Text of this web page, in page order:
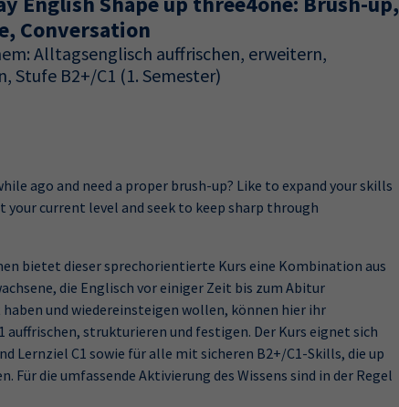
Conversation
Alltagsenglisch auffrischen, erweitern,
Stufe B2+/C1 (1. Semester)
ago and need a proper brush-up? Like to expand your skills
current level and seek to keep sharp through
bietet dieser sprechorientierte Kurs eine Kombination aus
die Englisch vor einiger Zeit bis zum Abitur
und wiedereinsteigen wollen, können hier ihr
auffrischen, strukturieren und festigen. Der Kurs eignet sich
Lernziel C1 sowie für alle mit sicheren B2+/C1-Skills, die up
Für die umfassende Aktivierung des Wissens sind in der Regel